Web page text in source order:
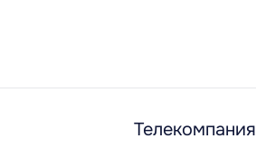
Телекомпания